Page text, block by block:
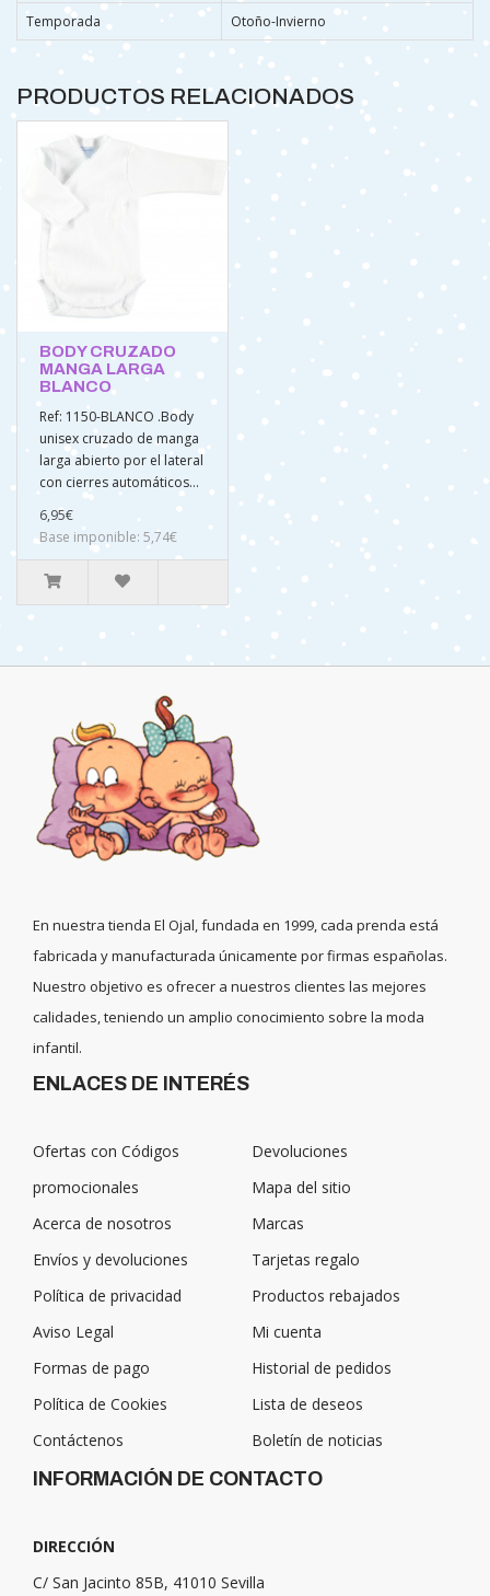
Temporada
Otoño-Invierno
PRODUCTOS RELACIONADOS
BODY CRUZADO
MANGA LARGA
BLANCO
Ref: 1150-BLANCO .Body
unisex cruzado de manga
larga abierto por el lateral
con cierres automáticos...
6,95€
Base imponible: 5,74€
En nuestra tienda El Ojal, fundada en 1999, cada prenda está
fabricada y manufacturada únicamente por firmas españolas.
Nuestro objetivo es ofrecer a nuestros clientes las mejores
calidades, teniendo un amplio conocimiento sobre la moda
infantil.
ENLACES DE INTERÉS
Ofertas con Códigos
promocionales
Acerca de nosotros
Envíos y devoluciones
Política de privacidad
Aviso Legal
Formas de pago
Política de Cookies
Contáctenos
Devoluciones
Mapa del sitio
Marcas
Tarjetas regalo
Productos rebajados
Mi cuenta
Historial de pedidos
Lista de deseos
Boletín de noticias
INFORMACIÓN DE CONTACTO
DIRECCIÓN
C/ San Jacinto 85B, 41010 Sevilla